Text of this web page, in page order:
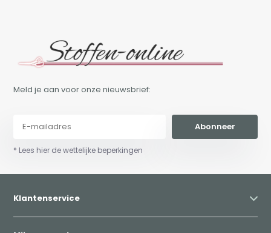
Meld je aan voor onze nieuwsbrief:
Abonneer
* Lees hier de wettelijke beperkingen
Klantenservice